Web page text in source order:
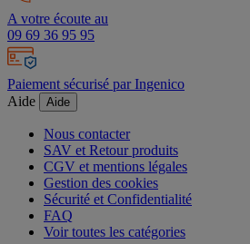
A votre écoute au
09 69 36 95 95
Paiement sécurisé par Ingenico
Aide
Aide
Nous contacter
SAV et Retour produits
CGV et mentions légales
Gestion des cookies
Sécurité et Confidentialité
FAQ
Voir toutes les catégories